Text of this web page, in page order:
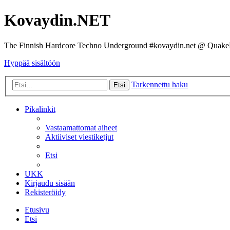
Kovaydin.NET
The Finnish Hardcore Techno Underground #kovaydin.net @
Hyppää sisältöön
Etsi Tarkennettu haku
Pikalinkit
Vastaamattomat aiheet
Aktiiviset viestiketjut
Etsi
UKK
Kirjaudu sisään
Rekisteröidy
Etusivu
Etsi